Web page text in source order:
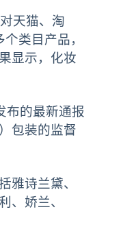
天猫、淘
类目产品，
显示，化妆
布的最新通报
包装的监督
雅诗兰黛、
、娇兰、